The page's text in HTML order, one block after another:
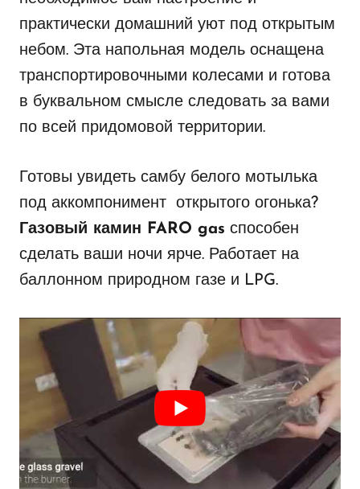
практически домашний уют под открытым
небом. Эта напольная модель оснащена
транспортировочными колесами и готова
в буквальном смысле следовать за вами
по всей придомовой территории.
Готовы увидеть самбу белого мотылька
под аккомпонимент открытого огонька?
Газовый камин FARO gas способен
сделать ваши ночи ярче. Работает на
баллонном природном газе и LPG.